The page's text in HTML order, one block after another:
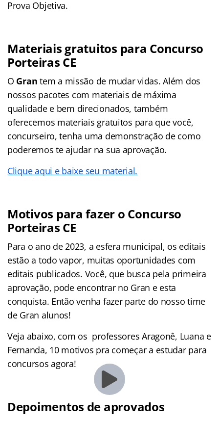
Prova Objetiva.
Materiais gratuitos para Concurso
Porteiras CE
O Grantem a missão de mudar vidas. Além dos
nossos pacotes com materiais de máxima
qualidade e bem direcionados, também
oferecemos materiais gratuitos para que você,
concurseiro, tenha uma demonstração de como
poderemos te ajudar na sua aprovação.
Clique aqui e baixe seu material.
Motivos para fazer o Concurso
Porteiras CE
Para o ano de 2023, a esfera municipal, os editais
estão a todo vapor, muitas oportunidades com
editais publicados. Você, que busca pela primeira
aprovação, pode encontrar no Gran e esta
conquista. Então venha fazer parte do nosso time
de Gran alunos!
Veja abaixo, com os professores Aragonê, Luana e
Fernanda, 10 motivos pra começar a estudar para
concursos agora!
Depoimentos de aprovados